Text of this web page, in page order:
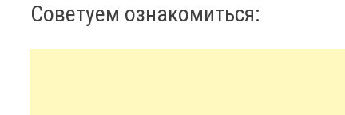
Советуем ознакомиться: